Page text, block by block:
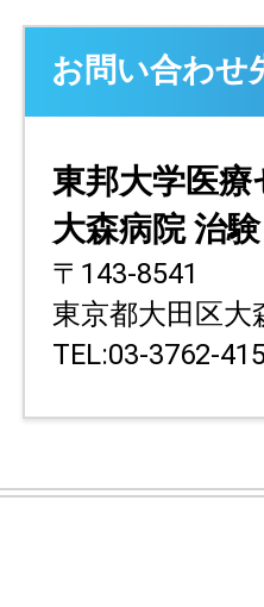
お問い合わせ
東邦大学医療
大森病院 治
〒143-8541
東京都大田区大
TEL:03-3762-